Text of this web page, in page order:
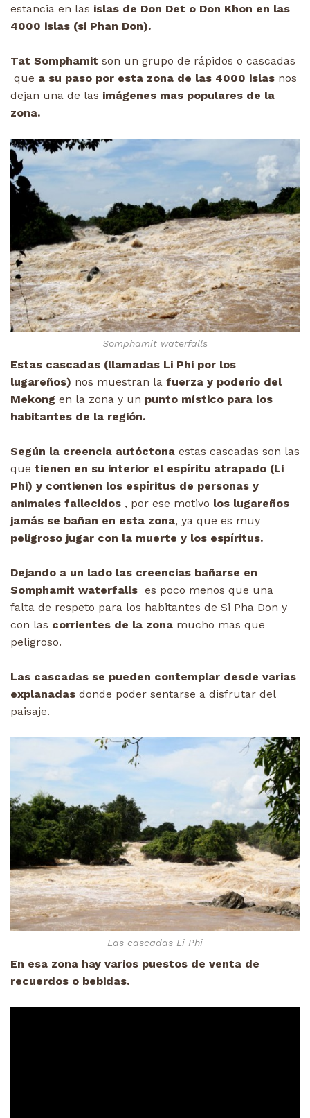
estancia en las islas de Don Det o Don Khon en las
4000 islas (si Phan Don).
Tat Somphamit son un grupo de rápidos o cascadas
que a su paso por esta zona de las 4000 islas nos
dejan una de las imágenes mas populares de la
zona.
Somphamit waterfalls
Estas cascadas (llamadas Li Phi por los
lugareños) nos muestran la fuerza y poderío del
Mekong en la zona y un punto místico para los
habitantes de la región.
Según la creencia autóctona estas cascadas son las
que tienen en su interior el espíritu atrapado (Li
Phi) y contienen los espíritus de personas y
animales fallecidos , por ese motivo los lugareños
jamás se bañan en esta zona, ya que es muy
peligroso jugar con la muerte y los espíritus.
Dejando a un lado las creencias bañarse en
Somphamit waterfalls es poco menos que una
falta de respeto para los habitantes de Si Pha Don y
con las corrientes de la zona mucho mas que
peligroso.
Las cascadas se pueden contemplar desde varias
explanadas donde poder sentarse a disfrutar del
paisaje.
Las cascadas Li Phi
En esa zona hay varios puestos de venta de
recuerdos o bebidas.